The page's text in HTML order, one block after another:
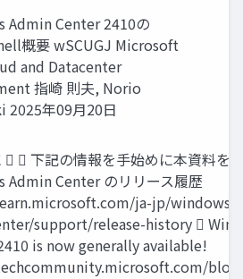
Admin Center 2410の
概要 wSCUGJ Microsoft
and Datacenter
指崎 則夫, Norio
2025年09月20日
  下記の情報を手始めに本資料を
Admin Center のリリース履歴
ja-jp/windows-
support/release-history 
is now generally available!